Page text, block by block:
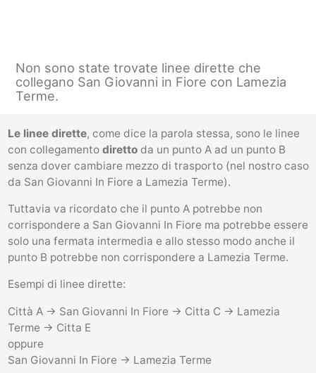
Non sono state trovate linee dirette che
collegano San Giovanni in Fiore con Lamezia
Terme.
Le linee dirette, come dice la parola stessa, sono le linee
con collegamento direttoda un punto A ad un punto B
senza dover cambiare mezzo di trasporto (nel nostro caso
da San Giovanni In Fiore a Lamezia Terme).
Tuttavia va ricordato che il punto A potrebbe non
corrispondere a San Giovanni In Fiore ma potrebbe essere
solo una fermata intermedia e allo stesso modo anche il
punto B potrebbe non corrispondere a Lamezia Terme.
Esempi di linee dirette:
Città A -> San Giovanni In Fiore -> Citta C -> Lamezia
Terme -> Citta E
oppure
San Giovanni In Fiore -> Lamezia Terme